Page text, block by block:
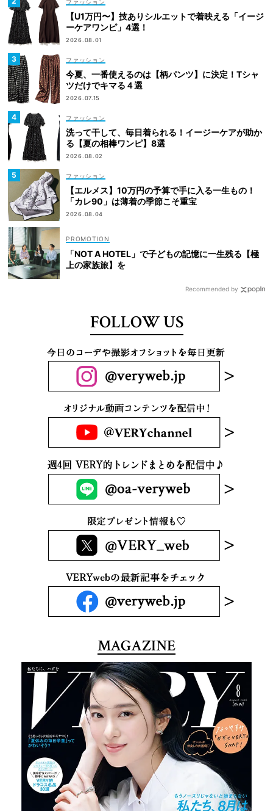
ファッション
【U1万円〜】技ありシルエットで着映える「イージ
ーケアワンピ」4選！
2026.08.01
ファッション
今夏、一番使えるのは【柄パンツ】に決定！Tシャ
ツだけでキマる４選
2026.07.15
ファッション
洗って干して、毎日着られる！イージーケアが助か
る【夏の相棒ワンピ】8選
2026.08.02
ファッション
【エルメス】10万円の予算で手に入る一生もの！
「カレ90」は薄着の季節こそ重宝
2026.08.04
「NOT A HOTEL」で子どもの記憶に一生残る【極
上の家族旅】を
Recommended by
FOLLOW US
MAGAZINE